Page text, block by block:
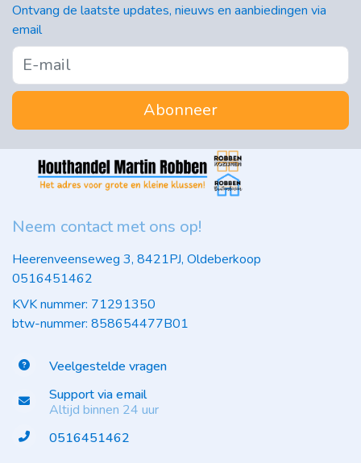
Ontvang de laatste updates, nieuws en aanbiedingen via
email
Abonneer
Neem contact met ons op!
Heerenveenseweg 3, 8421PJ, Oldeberkoop
0516451462
KVK nummer: 71291350
btw-nummer: 858654477B01
Veelgestelde vragen
Support via email
Altijd binnen 24 uur
0516451462